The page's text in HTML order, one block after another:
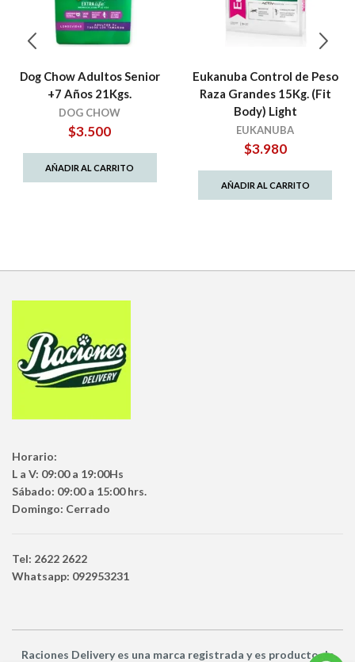
Dog Chow Adultos Senior
+7 Años 21Kgs.
DOG CHOW
$3.500
AÑADIR AL CARRITO
Eukanuba Control de Peso
Raza Grandes 15Kg. (Fit
Body) Light
EUKANUBA
$3.980
AÑADIR AL CARRITO
Horario:
L a V: 09:00 a 19:00Hs
Sábado: 09:00 a 15:00 hrs.
Domingo: Cerrado
Tel: 2622 2622
Whatsapp: 092953231
Raciones Deliveryes una marca registrada y es productode